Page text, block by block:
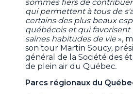
sommes fiers de
qui permettent à tous de
certains des plus beaux
québécois et qui
saines habitudes de vie»,
son tour Martin Soucy,
général de la Société des
de plein air du Québec.
Parcs régionaux du